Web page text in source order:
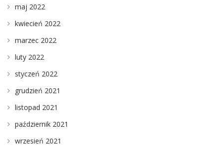
maj 2022
kwiecień 2022
marzec 2022
luty 2022
styczeń 2022
grudzień 2021
listopad 2021
październik 2021
wrzesień 2021